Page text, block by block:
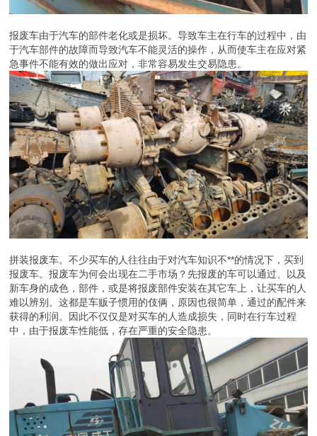
报废车由于汽车的部件老化或是损坏。导致车主在行车的过程中，由
于汽车部件的故障而导致汽车不能灵活的操作，从而使车主在应对紧
急事件不能有效的做出应对，非常容易发生交易隐患。
拼装报废车。不少买车的人往往由于对汽车知识不**的情况下，买到
报废车。报废车为何会出现在二手市场？先报废的车可以通过、以及
新车身的成色，部件，或是将报废部件安装在其它车上，让买车的人
难以辨别。这都是车贩子惯用的伎俩，原因也很简单，通过的配件来
获得的利润。因此不仅仅是对买车的人造成损失，同时在行车过程
中，由于报废车性能低，存在严重的安全隐患。